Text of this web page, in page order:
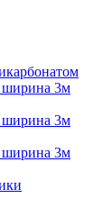
ширина 3м
ширина 3м
ширина 3м